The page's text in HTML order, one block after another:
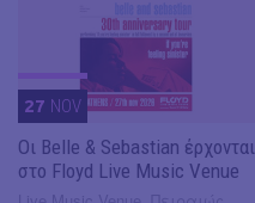
27 NOV
Οι Belle & Sebastian έρχονται
στο Floyd Live Music Venue